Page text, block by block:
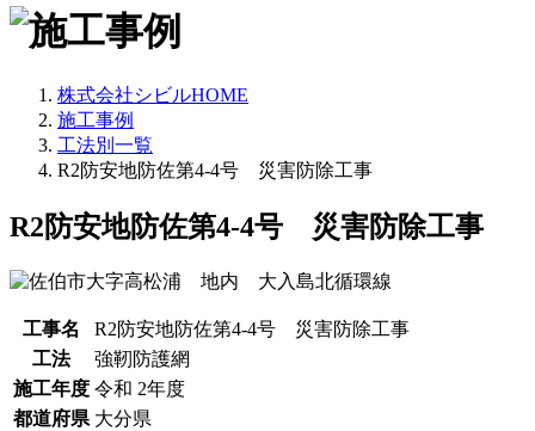
株式会社シビルHOME
施工事例
工法別一覧
R2防安地防佐第4-4号 災害防除工事
R2防安地防佐第4-4号 災害防除工事
工事名
R2防安地防佐第4-4号 災害防除工事
工法
強靭防護網
施工年度 令和 2年度
都道府県 大分県